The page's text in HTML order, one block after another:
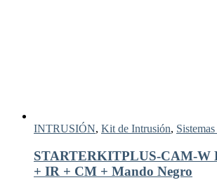
INTRUSIÓN, Kit de Intrusión,
STARTERKITPLUS-CAM-W
+ IR + CM + Mando Negro